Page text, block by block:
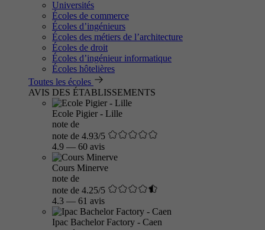
Universités
Écoles de commerce
Écoles d’ingénieurs
Écoles des métiers de l’architecture
Écoles de droit
Écoles d’ingénieur informatique
Écoles hôtelières
Toutes les écoles
AVIS DES ÉTABLISSEMENTS
Ecole Pigier - Lille
note de
note de 4.93/5
4.9 — 60 avis
Cours Minerve
note de
note de 4.25/5
4.3 — 61 avis
Ipac Bachelor Factory - Caen